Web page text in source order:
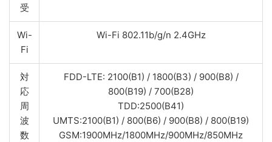
受
Wi-
Fi
Wi-Fi 802.11b/g/n 2.4GHz
対
応
周
波
数
FDD-LTE: 2100(B1) / 1800(B3) / 900(B8) /
800(B19) / 700(B28)
TDD:2500(B41)
UMTS:2100(B1) / 800(B6) / 900(B8) / 800(B19)
GSM:1900MHz/1800MHz/900MHz/850MHz